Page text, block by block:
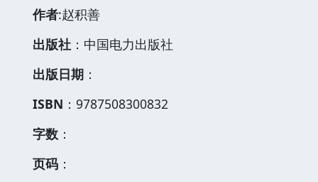
作者:赵积善
出版社 ：中国电力出版社
出版日期 ：
ISBN ：9787508300832
字数 ：
页码 ：